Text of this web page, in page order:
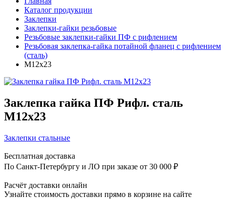
Каталог продукции
Заклепки
Заклепки-гайки резьбовые
Резьбовые заклепки-гайки ПФ с рифлением
Резьбовая заклепка-гайка потайной фланец с рифлением
(сталь)
М12х23
Заклепка гайка ПФ Рифл. сталь
М12х23
Заклепки стальные
Бесплатная доставка
По Санкт-Петербургу и ЛО при заказе от 30 000 ₽
Расчёт доставки онлайн
Узнайте стоимость доставки прямо в корзине на сайте